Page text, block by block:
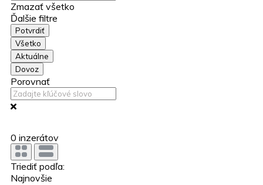
Zmazať všetko
Ďalšie filtre
Potvrdiť
Všetko
Aktuálne
Dovoz
Porovnať
0 inzerátov
Triediť podľa:
Najnovšie